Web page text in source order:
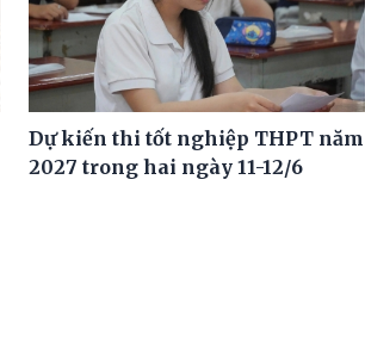
Dự kiến thi tốt nghiệp THPT năm
2027 trong hai ngày 11-12/6